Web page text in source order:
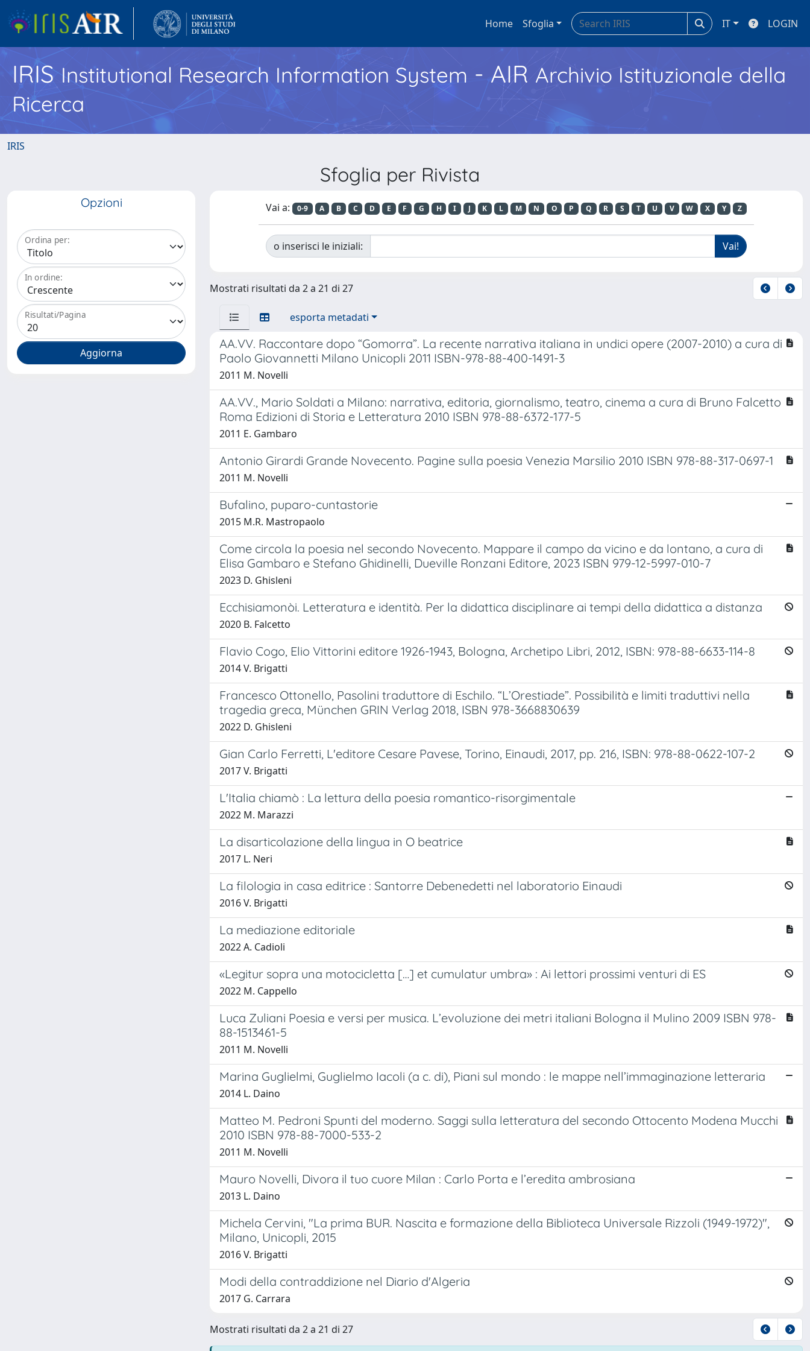
Home Sfoglia IT LOGIN
IRISInstitutional Research Information System - AIR Archivio Istituzionale della
Ricerca
IRIS
Sfoglia per Rivista
Opzioni
Ordina per:
In ordine:
Risultati/Pagina
Vai a: 0-9 A B C D E F G H I J K L M N O P Q R S T U V W X Y Z
o inserisci le iniziali:
Mostrati risultati da 2 a 21 di 27
esporta metadati
AA.VV. Raccontare dopo “Gomorra”. La recente narrativa italiana in undici opere (2007-2010) a cura di
Paolo Giovannetti Milano Unicopli 2011 ISBN-978-88-400-1491-3
2011 M. Novelli
AA.VV., Mario Soldati a Milano: narrativa, editoria, giornalismo, teatro, cinema a cura di Bruno Falcetto
Roma Edizioni di Storia e Letteratura 2010 ISBN 978-88-6372-177-5
2011 E. Gambaro
Antonio Girardi Grande Novecento. Pagine sulla poesia Venezia Marsilio 2010 ISBN 978-88-317-0697-1
2011 M. Novelli
Bufalino, puparo-cuntastorie
2015 M.R. Mastropaolo
Come circola la poesia nel secondo Novecento. Mappare il campo da vicino e da lontano, a cura di
Elisa Gambaro e Stefano Ghidinelli, Dueville Ronzani Editore, 2023 ISBN 979-12-5997-010-7
2023 D. Ghisleni
Ecchisiamonòi. Letteratura e identità. Per la didattica disciplinare ai tempi della didattica a distanza
2020 B. Falcetto
Flavio Cogo, Elio Vittorini editore 1926-1943, Bologna, Archetipo Libri, 2012, ISBN: 978-88-6633-114-8
2014 V. Brigatti
Francesco Ottonello, Pasolini traduttore di Eschilo. “L’Orestiade”. Possibilità e limiti traduttivi nella
tragedia greca, München GRIN Verlag 2018, ISBN 978-3668830639
2022 D. Ghisleni
Gian Carlo Ferretti, L'editore Cesare Pavese, Torino, Einaudi, 2017, pp. 216, ISBN: 978-88-0622-107-2
2017 V. Brigatti
L'Italia chiamò : La lettura della poesia romantico-risorgimentale
2022 M. Marazzi
La disarticolazione della lingua in O beatrice
2017 L. Neri
La filologia in casa editrice : Santorre Debenedetti nel laboratorio Einaudi
2016 V. Brigatti
La mediazione editoriale
2022 A. Cadioli
«Legitur sopra una motocicletta […] et cumulatur umbra» : Ai lettori prossimi venturi di ES
2022 M. Cappello
Luca Zuliani Poesia e versi per musica. L’evoluzione dei metri italiani Bologna il Mulino 2009 ISBN 978-
88-1513461-5
2011 M. Novelli
Marina Guglielmi, Guglielmo Iacoli (a c. di), Piani sul mondo : le mappe nell’immaginazione letteraria
2014 L. Daino
Matteo M. Pedroni Spunti del moderno. Saggi sulla letteratura del secondo Ottocento Modena Mucchi
2010 ISBN 978-88-7000-533-2
2011 M. Novelli
Mauro Novelli, Divora il tuo cuore Milan : Carlo Porta e l’eredita ambrosiana
2013 L. Daino
Michela Cervini, "La prima BUR. Nascita e formazione della Biblioteca Universale Rizzoli (1949-1972)",
Milano, Unicopli, 2015
2016 V. Brigatti
Modi della contraddizione nel Diario d'Algeria
2017 G. Carrara
Mostrati risultati da 2 a 21 di 27